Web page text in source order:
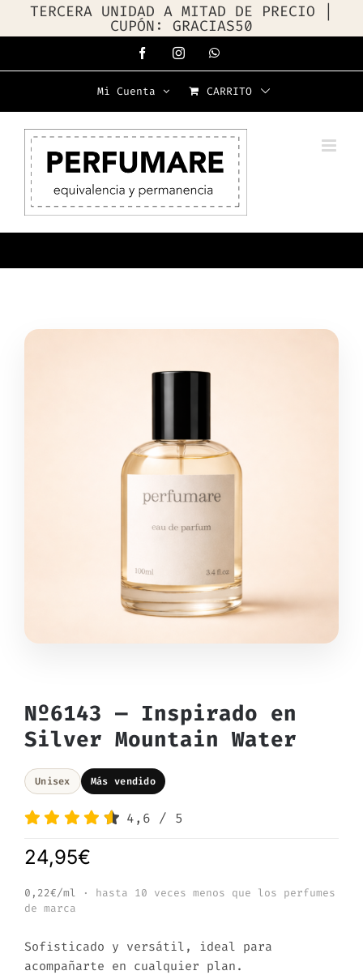
TERCERA UNIDAD A MITAD DE PRECIO |
CUPÓN: GRACIAS50
al
FacebookInstagramWhatsApp
Mi Cuenta CARRITO
Nº6143 — Inspirado en
Silver Mountain Water
Unisex Más vendido
4,6 / 5
24,95€
0,22€/ml
· hasta 10 veces menos que los perfumes
de marca
Sofisticado y versátil, ideal para
acompañarte en cualquier plan.